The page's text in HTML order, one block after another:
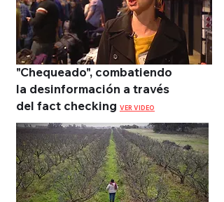
"Chequeado", combatiendo
la desinformación a través
del fact checking VER VIDEO